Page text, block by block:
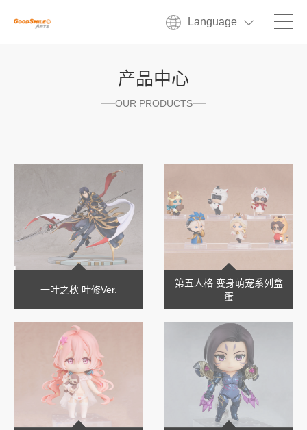
Language
产品中心
OUR PRODUCTS
一叶之秋 叶修Ver.
第五人格 变身萌宠系列盒
蛋